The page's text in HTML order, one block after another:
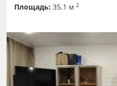
Площадь: 35.1 м2